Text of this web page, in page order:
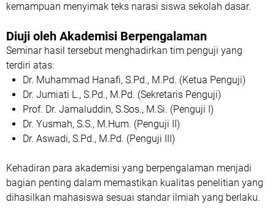
kemampuan menyimak teks narasi siswa sekolah dasar.
Diuji oleh Akademisi Berpengalaman
Seminar hasil tersebut menghadirkan tim penguji yang
terdiri atas:
Dr. Muhammad Hanafi, S.Pd., M.Pd. (Ketua Penguji)
Dr. Jumiati L., S.Pd., M.Pd. (Sekretaris Penguji)
Prof. Dr. Jamaluddin, S.Sos., M.Si. (Penguji I)
Dr. Yusmah, S.S., M.Hum. (Penguji II)
Dr. Aswadi, S.Pd., M.Pd. (Penguji III)
Kehadiran para akademisi yang berpengalaman menjadi
bagian penting dalam memastikan kualitas penelitian yang
dihasilkan mahasiswa sesuai standar ilmiah yang berlaku.